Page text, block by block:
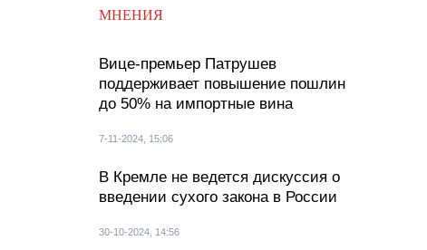
МНЕНИЯ
Вице-премьер Патрушев
поддерживает повышение пошлин
до 50% на импортные вина
7-11-2024, 15:06
В Кремле не ведется дискуссия о
введении сухого закона в России
30-10-2024, 14:56